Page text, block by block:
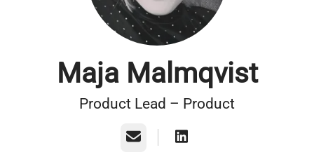
Maja Malmqvist
Product Lead – Product
E-post